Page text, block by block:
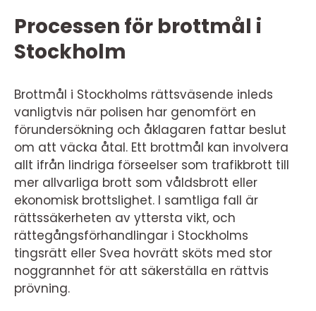
Processen för brottmål i
Stockholm
Brottmål i Stockholms rättsväsende inleds
vanligtvis när polisen har genomfört en
förundersökning och åklagaren fattar beslut
om att väcka åtal. Ett brottmål kan involvera
allt ifrån lindriga förseelser som trafikbrott till
mer allvarliga brott som våldsbrott eller
ekonomisk brottslighet. I samtliga fall är
rättssäkerheten av yttersta vikt, och
rättegångsförhandlingar i Stockholms
tingsrätt eller Svea hovrätt sköts med stor
noggrannhet för att säkerställa en rättvis
prövning.